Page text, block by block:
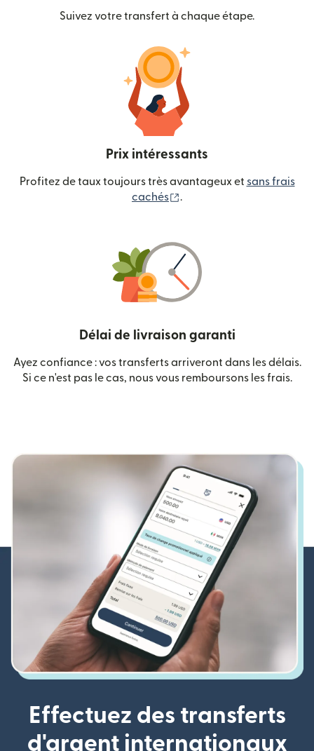
Suivez votre transfert à chaque étape.
Prix intéressants
Profitez de taux toujours très avantageux et sans frais
cachés
.
Délai de livraison garanti
Ayez confiance : vos transferts arriveront dans les délais.
Si ce n'est pas le cas, nous vous remboursons les frais.
Effectuez des transferts
d'argent internationaux